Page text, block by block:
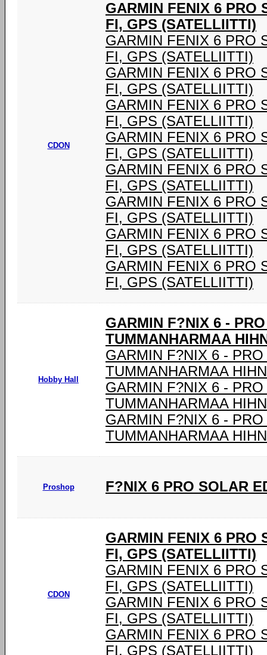
CDON
GARMIN FENIX 6 PRO
FI, GPS (SATELLIITTI)
GARMIN FENIX 6 PRO
FI, GPS (SATELLIITTI)
GARMIN FENIX 6 PRO
FI, GPS (SATELLIITTI)
GARMIN FENIX 6 PRO
FI, GPS (SATELLIITTI)
GARMIN FENIX 6 PRO
FI, GPS (SATELLIITTI)
GARMIN FENIX 6 PRO
FI, GPS (SATELLIITTI)
GARMIN FENIX 6 PRO
FI, GPS (SATELLIITTI)
GARMIN FENIX 6 PRO
FI, GPS (SATELLIITTI)
GARMIN FENIX 6 PRO
FI, GPS (SATELLIITTI)
Hobby Hall
GARMIN F?NIX 6 -
TUMMANHARMAA
GARMIN F?NIX 6 -
TUMMANHARMAA
GARMIN F?NIX 6 -
TUMMANHARMAA
GARMIN F?NIX 6 -
TUMMANHARMAA
Proshop F?NIX 6 PRO SOLAR
CDON
GARMIN FENIX 6 PRO
FI, GPS (SATELLIITTI)
GARMIN FENIX 6 PRO
FI, GPS (SATELLIITTI)
GARMIN FENIX 6 PRO
FI, GPS (SATELLIITTI)
GARMIN FENIX 6 PRO
FI, GPS (SATELLIITTI)